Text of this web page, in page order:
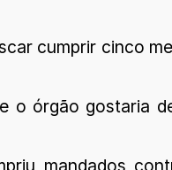
cumprir cinco
o órgão gostaria